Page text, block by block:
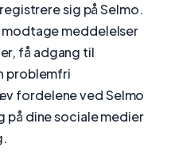
sig på Selmo.
modtage meddelelser
få adgang til
problemfri
fordelene ved Selmo
på dine sociale medier